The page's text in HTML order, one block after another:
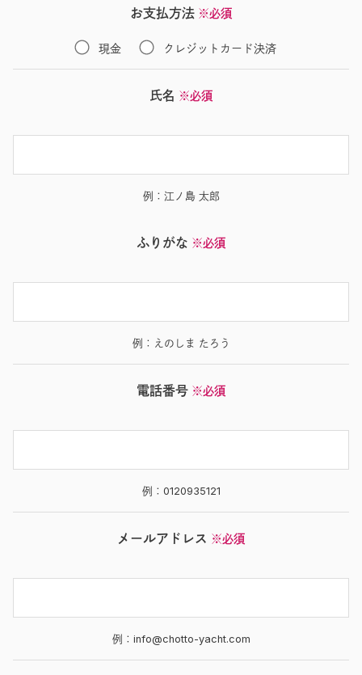
お支払方法 ※必須
現金 クレジットカード決済
氏名 ※必須
例：江ノ島 太郎
ふりがな ※必須
例：えのしま たろう
電話番号 ※必須
例：0120935121
メールアドレス ※必須
例：info@chotto-yacht.com